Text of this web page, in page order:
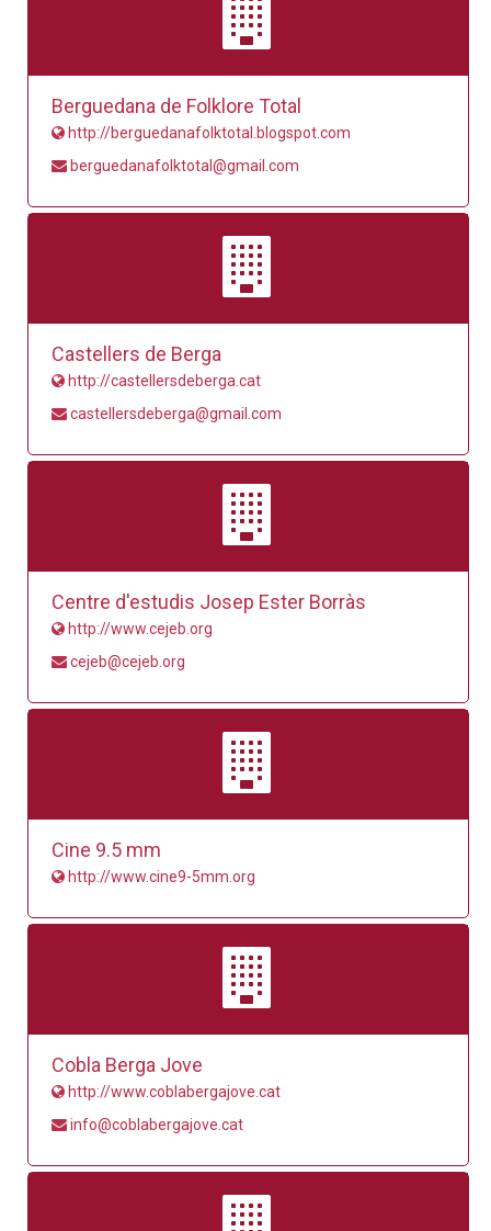
Berguedana de Folklore Total
http://berguedanafolktotal.blogspot.com
berguedanafolktotal@gmail.com
Castellers de Berga
http://castellersdeberga.cat
castellersdeberga@gmail.com
Centre d'estudis Josep Ester Borràs
http://www.cejeb.org
cejeb@cejeb.org
Cine 9.5 mm
http://www.cine9-5mm.org
Cobla Berga Jove
http://www.coblabergajove.cat
info@coblabergajove.cat